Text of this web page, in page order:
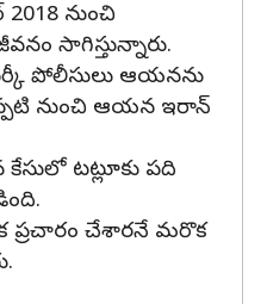
నుంచి
సాగిస్తున్నారు.
పోలీసులు ఆయనను
నుంచి ఆయన ఇరాన్
టట్లూకు పది
ప్రచారం చేశారనే మరొక